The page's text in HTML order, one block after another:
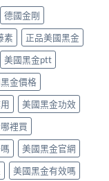
德國金剛
素
正品美國黑金
美國黑金ptt
金價格
美國黑金功效
裡買
美國黑金官網
美國黑金有效嗎